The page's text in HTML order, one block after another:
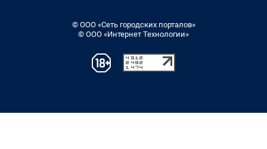
© ООО «Сеть городских порталов»
© ООО «Интернет Технологии»